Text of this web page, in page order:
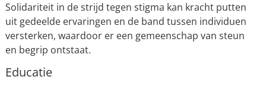
Solidariteit in de strijd tegen stigma kan kracht putten
uit gedeelde ervaringen en de band tussen individuen
versterken, waardoor er een gemeenschap van steun
en begrip ontstaat.
Educatie